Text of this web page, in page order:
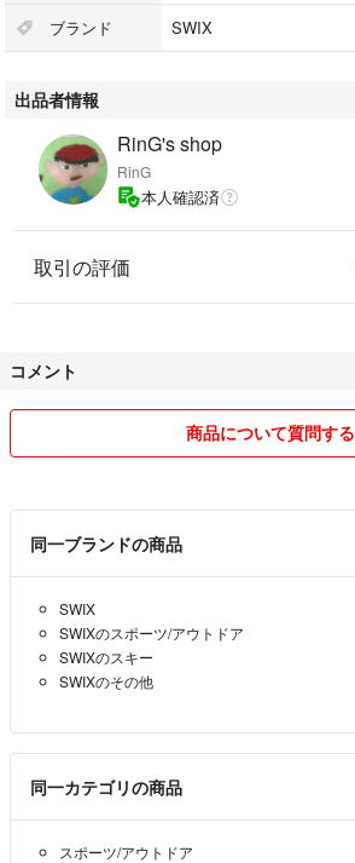
ブランド SWIX
出品者情報
RinG's shop
RinG
本人確認済
取引の評価
コメント
商品について質問する
同一ブランドの商品
SWIX
SWIXのスポーツ/アウトドア
SWIXのスキー
SWIXのその他
同一カテゴリの商品
スポーツ/アウトドア